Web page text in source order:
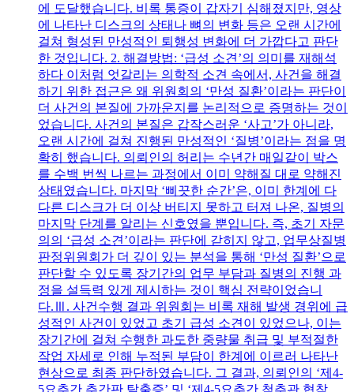
에 도달했습니다. 비록 통증이 갑자기 심해졌지만, 영상
에 나타난 디스크의 상태나 뼈의 변화 등은 오랜 시간에
걸쳐 형성된 만성적인 퇴행성 변화에 더 가깝다고 판단
한 것입니다. 2. 해결방법: ‘급성 소견’의 의미를 재해석
하다 이처럼 엇갈리는 의학적 소견 속에서, 사건을 해결
하기 위한 접근은 왜 위원회의 ‘만성 질환’이라는 판단이
더 사건의 본질에 가까운지를 논리적으로 증명하는 것이
었습니다. 사건의 본질은 갑작스러운 ‘사고’가 아니라,
오랜 시간에 걸쳐 진행된 만성적인 ‘질병’이라는 점을 명
확히 했습니다. 의뢰인의 허리는 수년간 매일같이 박스
를 수백 번씩 나르는 과정에서 이미 약해질 대로 약해진
상태였습니다. 마지막 ‘삐끗한 순간’은, 이미 한계에 다
다른 디스크가 더 이상 버티지 못하고 터져 나온, 질병의
마지막 단계를 알리는 신호였을 뿐입니다. 즉, 초기 자문
의의 ‘급성 소견’이라는 판단에 갇히지 않고, 업무상질병
판정위원회가 더 깊이 있는 분석을 통해 ‘만성 질환’으로
판단할 수 있도록 장기간의 업무 부담과 질병의 진행 과
정을 설득력 있게 제시하는 것이 핵심 전략이었습니
다.Ⅲ. 사건수행 결과 위원회는 비록 재해 발생 경위에 급
성적인 사건이 있었고 초기 급성 소견이 있었으나, 이는
장기간에 걸쳐 수행한 과도한 중량물 취급 및 부적절한
작업 자세로 인해 누적된 부담이 한계에 이르러 나타난
현상으로 최종 판단하였습니다. 그 결과, 의뢰인의 ‘제4-
5요추간 추간판 탈출증’ 및 ‘제4-5요추간 척추관 협착